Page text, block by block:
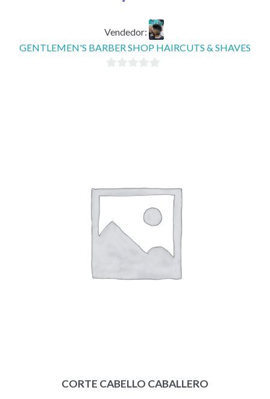
Vendedor:
GENTLEMEN'S BARBER SHOP HAIRCUTS & SHAVES
CORTE CABELLO CABALLERO